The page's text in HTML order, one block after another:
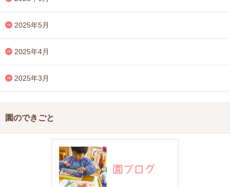
2025年5月
2025年4月
2025年3月
園のできごと